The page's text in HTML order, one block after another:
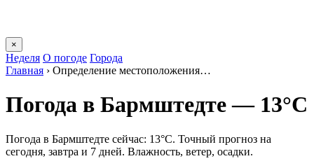
×
Неделя О погоде Города
Главная › Определение местоположения…
Погода в Бармштедте — 13°C
Погода в Бармштедте сейчас: 13°C. Точный прогноз на
сегодня, завтра и 7 дней. Влажность, ветер, осадки.